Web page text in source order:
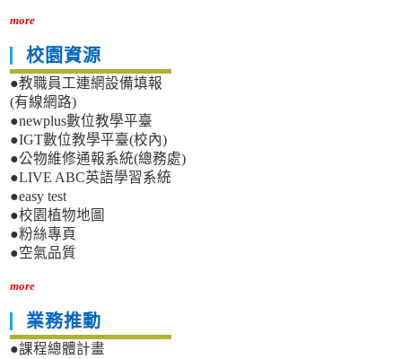
more
校園資源
●教職員工連網設備填報
(有線網路)
●newplus數位教學平臺
●IGT數位教學平臺(校內)
●公物維修通報系統(總務處)
●LIVE ABC英語學習系統
●easy test
●校園植物地圖
●粉絲專頁
●空氣品質
more
業務推動
●課程總體計畫